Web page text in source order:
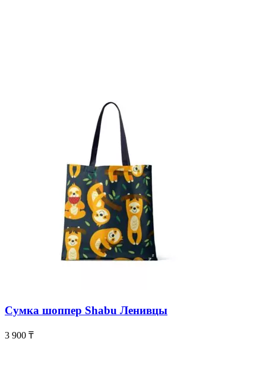
Сумка шоппер Shabu Ленивцы
3 900 ₸